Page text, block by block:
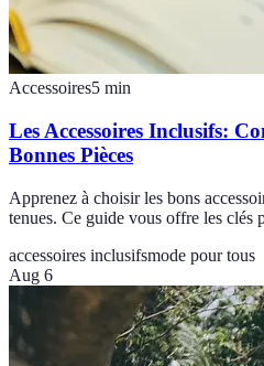
Accessoires5 min
Les Accessoires Inclusifs:
Bonnes Pièces
Apprenez à choisir les bons
tenues. Ce guide vous offre les clés
accessoires inclusifsmode pour tous
Aug 6